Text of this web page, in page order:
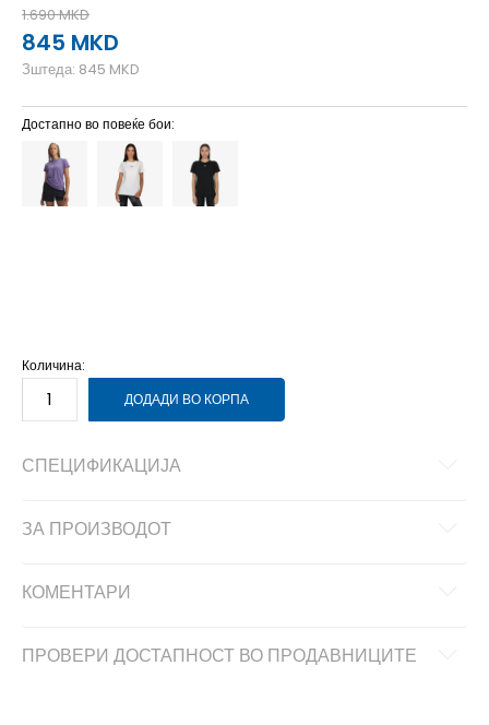
1.690MKD
845 MKD
Зштеда: 845 MKD
Достапно во повеќе бои:
Количина:
ДОДАДИ ВО КОРПА
СПЕЦИФИКАЦИЈА
ЗА ПРОИЗВОДОТ
КОМЕНТАРИ
ПРОВЕРИ ДОСТАПНОСТ ВО ПРОДАВНИЦИТЕ